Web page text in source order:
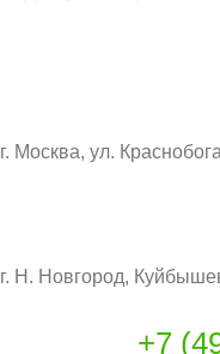
г. Москва, ул.
г. Н. Новгород,
+7